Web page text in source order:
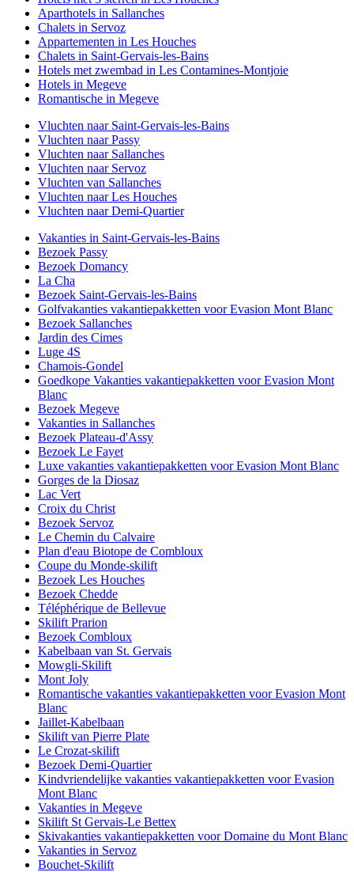
Aparthotels in Sallanches
Chalets in Servoz
Appartementen in Les Houches
Chalets in Saint-Gervais-les-Bains
Hotels met zwembad in Les Contamines-Montjoie
Hotels in Megeve
Romantische in Megeve
Vluchten naar Saint-Gervais-les-Bains
Vluchten naar Passy
Vluchten naar Sallanches
Vluchten naar Servoz
Vluchten van Sallanches
Vluchten naar Les Houches
Vluchten naar Demi-Quartier
Vakanties in Saint-Gervais-les-Bains
Bezoek Passy
Bezoek Domancy
La Cha
Bezoek Saint-Gervais-les-Bains
Golfvakanties vakantiepakketten voor Evasion Mont Blanc
Bezoek Sallanches
Jardin des Cimes
Luge 4S
Chamois-Gondel
Goedkope Vakanties vakantiepakketten voor Evasion Mont
Blanc
Bezoek Megeve
Vakanties in Sallanches
Bezoek Plateau-d'Assy
Bezoek Le Fayet
Luxe vakanties vakantiepakketten voor Evasion Mont Blanc
Gorges de la Diosaz
Lac Vert
Croix du Christ
Bezoek Servoz
Le Chemin du Calvaire
Plan d'eau Biotope de Combloux
Coupe du Monde-skilift
Bezoek Les Houches
Bezoek Chedde
Téléphérique de Bellevue
Skilift Prarion
Bezoek Combloux
Kabelbaan van St. Gervais
Mowgli-Skilift
Mont Joly
Romantische vakanties vakantiepakketten voor Evasion Mont
Blanc
Jaillet-Kabelbaan
Skilift van Pierre Plate
Le Crozat-skilift
Bezoek Demi-Quartier
Kindvriendelijke vakanties vakantiepakketten voor Evasion
Mont Blanc
Vakanties in Megeve
Skilift St Gervais-Le Bettex
Skivakanties vakantiepakketten voor Domaine du Mont Blanc
Vakanties in Servoz
Bouchet-Skilift